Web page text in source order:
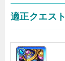
適正クエスト